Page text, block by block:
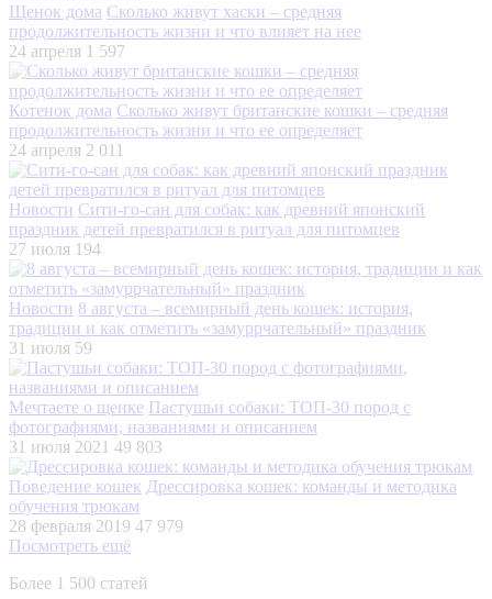
Щенок дома Сколько живут хаски – средняя
продолжительность жизни и что влияет на нее
24 апреля 1 597
Котенок дома Сколько живут британские кошки – средняя
продолжительность жизни и что ее определяет
24 апреля 2 011
Новости Сити-го-сан для собак: как древний японский
праздник детей превратился в ритуал для питомцев
27 июля 194
Новости 8 августа – всемирный день кошек: история,
традиции и как отметить «замуррчательный» праздник
31 июля 59
Мечтаете о щенке Пастушьи собаки: ТОП-30 пород с
фотографиями, названиями и описанием
31 июля 2021 49 803
Поведение кошек Дрессировка кошек: команды и методика
обучения трюкам
28 февраля 2019 47 979
Посмотреть ещё
Более 1 500 статей